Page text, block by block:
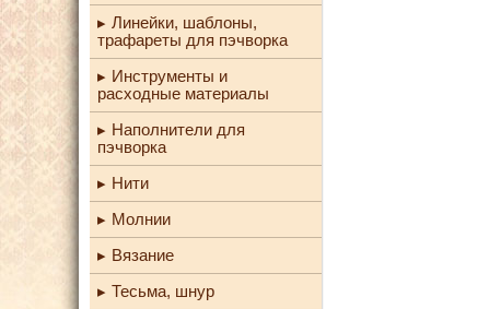
Линейки, шаблоны,
трафареты для пэчворка
Инструменты и
расходные материалы
Наполнители для
пэчворка
Нити
Молнии
Вязание
Тесьма, шнур